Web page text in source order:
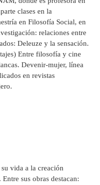
clases en la
en Filosofía Social, en
relaciones entre
Deleuze y la sensación.
Entre filosofía y cine
Devenir-mujer, línea
en revistas
vida a la creación
sus obras destacan: